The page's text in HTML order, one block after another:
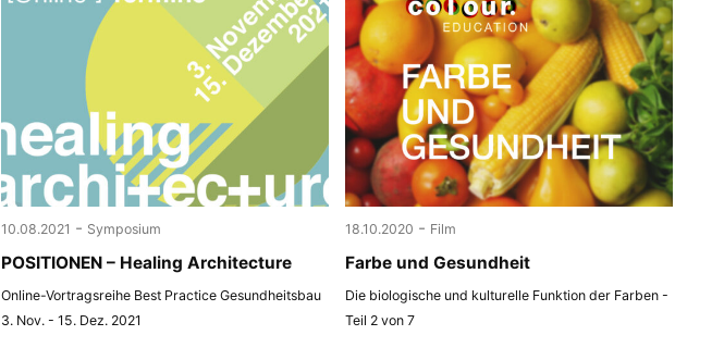
10.08.2021 - Symposium
POSITIONEN – Healing Architecture
Online-Vortragsreihe Best Practice Gesundheitsbau
3. Nov. - 15. Dez. 2021
18.10.2020 - Film
Farbe und Gesundheit
Die biologische und kulturelle Funktion der Farben -
Teil 2 von 7